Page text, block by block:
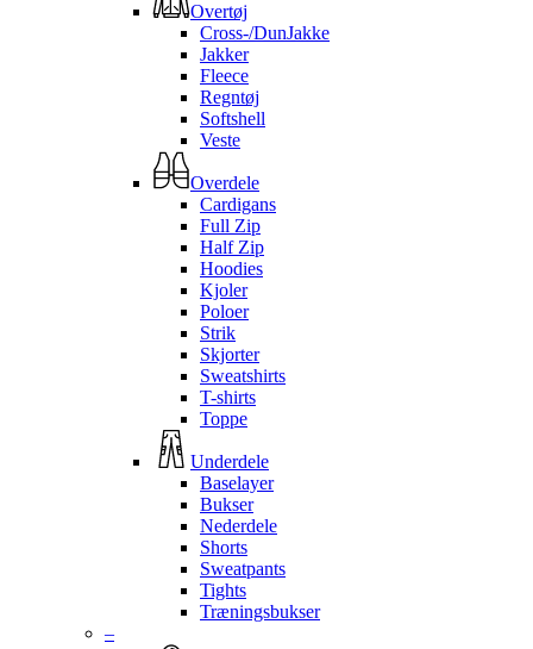
Overtøj
Cross-/DunJakke
Jakker
Fleece
Regntøj
Softshell
Veste
Overdele
Cardigans
Full Zip
Half Zip
Hoodies
Kjoler
Poloer
Strik
Skjorter
Sweatshirts
T-shirts
Toppe
Underdele
Baselayer
Bukser
Nederdele
Shorts
Sweatpants
Tights
Træningsbukser
–